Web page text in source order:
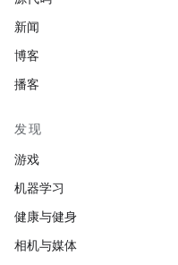
新闻
博客
播客
发现
游戏
机器学习
健康与健身
相机与媒体